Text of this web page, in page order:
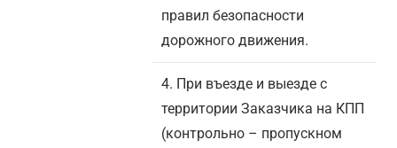
правил безопасности
дорожного движения.
4. При въезде и выезде с
территории Заказчика на КПП
(контрольно – пропускном